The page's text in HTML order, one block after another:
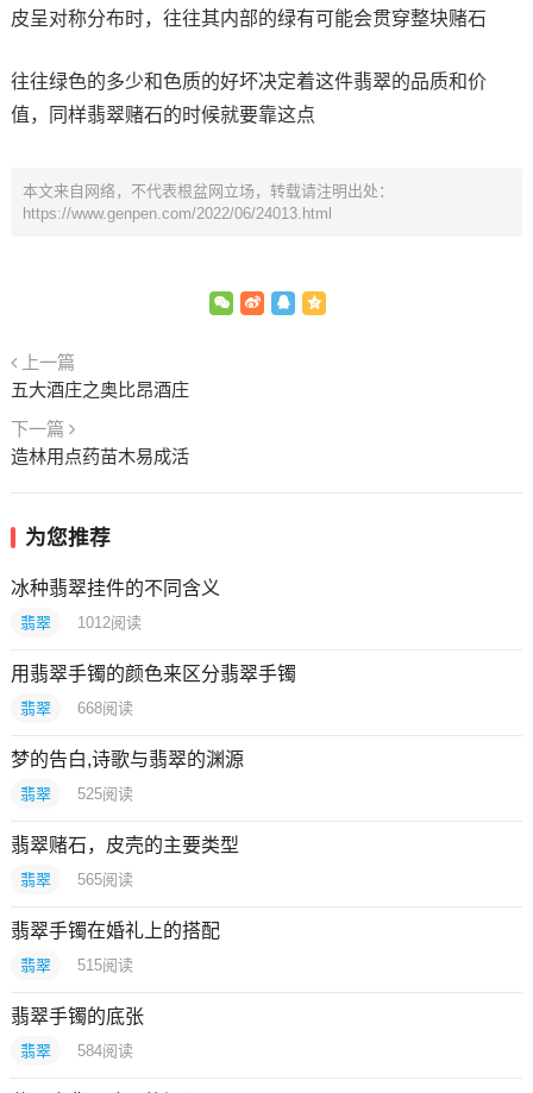
皮呈对称分布时，往往其内部的绿有可能会贯穿整块赌石
往往绿色的多少和色质的好坏决定着这件翡翠的品质和价
值，同样翡翠赌石的时候就要靠这点
本文来自网络，不代表根盆网立场，转载请注明出处：
https://www.genpen.com/2022/06/24013.html
上一篇
五大酒庄之奥比昂酒庄
下一篇
造林用点药苗木易成活
为您推荐
冰种翡翠挂件的不同含义
翡翠 1012阅读
用翡翠手镯的颜色来区分翡翠手镯
翡翠 668阅读
梦的告白,诗歌与翡翠的渊源
翡翠 525阅读
翡翠赌石，皮壳的主要类型
翡翠 565阅读
翡翠手镯在婚礼上的搭配
翡翠 515阅读
翡翠手镯的底张
翡翠 584阅读